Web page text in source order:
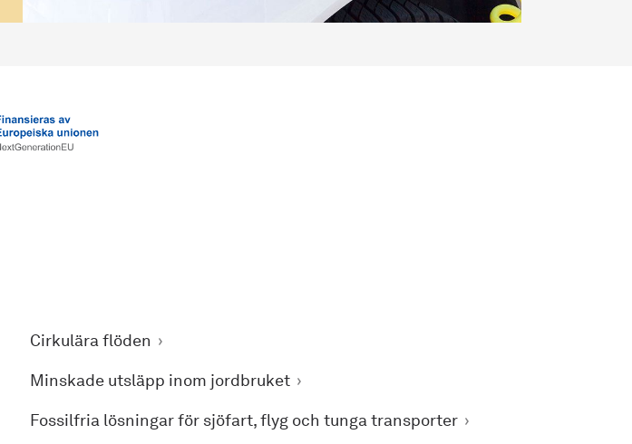
Cirkulära flöden
Minskade utsläpp inom jordbruket
Fossilfria lösningar för sjöfart, flyg och tunga transporter